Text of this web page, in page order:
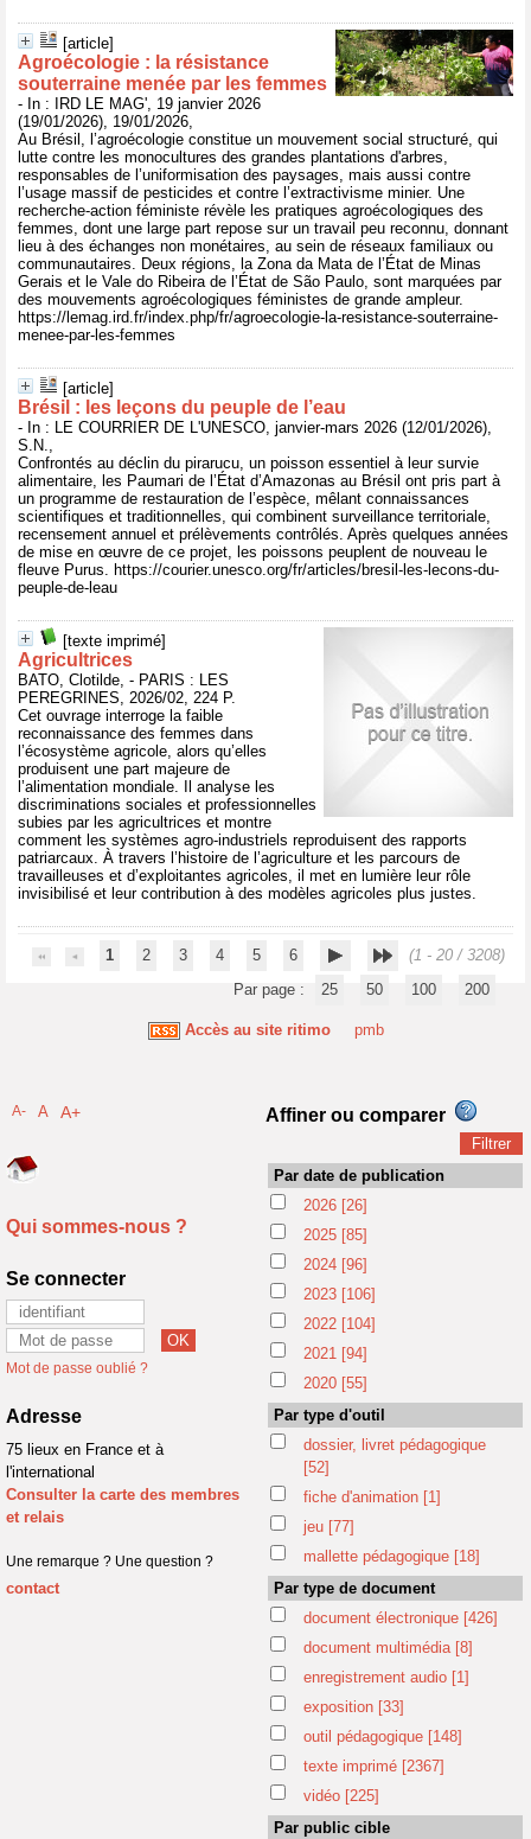
[article]
Agroécologie : la résistance
souterraine menée par les femmes
- In : IRD LE MAG', 19 janvier 2026
(19/01/2026), 19/01/2026,
Au Brésil, l’agroécologie constitue un mouvement social structuré, qui
lutte contre les monocultures des grandes plantations d'arbres,
responsables de l’uniformisation des paysages, mais aussi contre
l’usage massif de pesticides et contre l’extractivisme minier. Une
recherche-action féministe révèle les pratiques agroécologiques des
femmes, dont une large part repose sur un travail peu reconnu, donnant
lieu à des échanges non monétaires, au sein de réseaux familiaux ou
communautaires. Deux régions, la Zona da Mata de l’État de Minas
Gerais et le Vale do Ribeira de l’État de São Paulo, sont marquées par
des mouvements agroécologiques féministes de grande ampleur.
https://lemag.ird.fr/index.php/fr/agroecologie-la-resistance-souterraine-
menee-par-les-femmes
[article]
Brésil : les leçons du peuple de l’eau
- In : LE COURRIER DE L'UNESCO, janvier-mars 2026 (12/01/2026),
S.N.,
Confrontés au déclin du pirarucu, un poisson essentiel à leur survie
alimentaire, les Paumari de l’État d’Amazonas au Brésil ont pris part à
un programme de restauration de l’espèce, mêlant connaissances
scientifiques et traditionnelles, qui combinent surveillance territoriale,
recensement annuel et prélèvements contrôlés. Après quelques années
de mise en œuvre de ce projet, les poissons peuplent de nouveau le
fleuve Purus. https://courier.unesco.org/fr/articles/bresil-les-lecons-du-
peuple-de-leau
[texte imprimé]
Agricultrices
BATO, Clotilde, - PARIS : LES
PEREGRINES, 2026/02, 224 P.
Cet ouvrage interroge la faible
reconnaissance des femmes dans
l’écosystème agricole, alors qu’elles
produisent une part majeure de
l’alimentation mondiale. Il analyse les
discriminations sociales et professionnelles
subies par les agricultrices et montre
comment les systèmes agro-industriels reproduisent des rapports
patriarcaux. À travers l’histoire de l’agriculture et les parcours de
travailleuses et d’exploitantes agricoles, il met en lumière leur rôle
invisibilisé et leur contribution à des modèles agricoles plus justes.
1 2 3 4 5 6
(1 - 20 / 3208)
Par page :
25 50 100 200
Accès au site ritimo pmb
A- A A+
Qui sommes-nous ?
Se connecter
Mot de passe oublié ?
Adresse
75 lieux en France et à
l'international
Consulter la carte des membres
et relais
Une remarque ? Une question ?
contact
Affiner ou comparer
Par date de publication
2026 [26]
2025 [85]
2024 [96]
2023 [106]
2022 [104]
2021 [94]
2020 [55]
Par type d'outil
dossier, livret pédagogique
[52]
fiche d'animation [1]
jeu [77]
mallette pédagogique [18]
Par type de document
document électronique [426]
document multimédia [8]
enregistrement audio [1]
exposition [33]
outil pédagogique [148]
texte imprimé [2367]
vidéo [225]
Par public cible